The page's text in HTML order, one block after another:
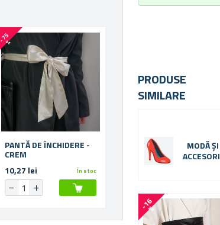
-
7
5
%
PANTĂ DE ÎNCHIDERE -
CREM
10,27 lei
În stoc
PRODUSE
SIMILARE
MODĂ ȘI
-
1
6
%